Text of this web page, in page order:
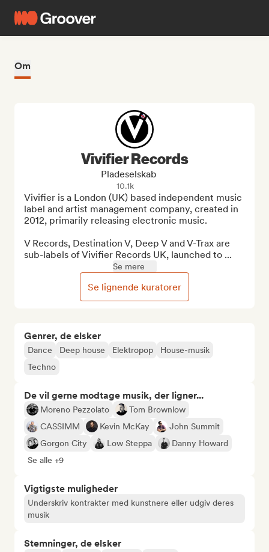
Om
Genrer, de elsker
Dance Deep house Elektropop
House-musik
Techno
De vil gerne modtage musik, der ligner...
Moreno Pezzolato
Tom Brownlow
CASSIMM
Kevin McKay
John Summit
Gorgon City
Low Steppa
Danny Howard
Se alle +9
Vigtigste muligheder
Underskriv kontrakter med kunstnere eller udgiv deres
musik
Stemninger, de elsker
Vivifier Records
Pladeselskab
10.1k
Vivifier is a London (UK) based independent music
label and artist management company, created in
2012, primarily releasing electronic music.
V Records, Destination V, Deep V and V-Trax are
sub-labels of Vivifier Records UK, launched to ...
Se mere
Se lignende kuratorer